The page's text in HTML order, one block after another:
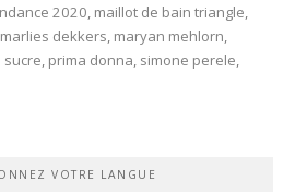
2020, maillot de bain triangle,
marlies dekkers, maryan mehlorn,
sucre, prima donna, simone perele,
VOTRE LANGUE